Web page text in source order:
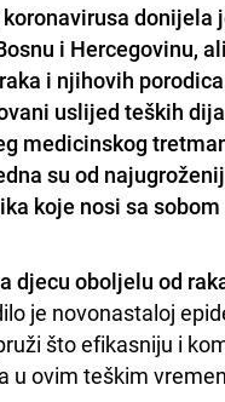
donijela
i Hercegovinu,
i njihovih
uslijed teških
medicinskog
su od
koje nosi sa
djecu oboljelu od
je novonastaloj
što efikasniju i
u ovim teškim